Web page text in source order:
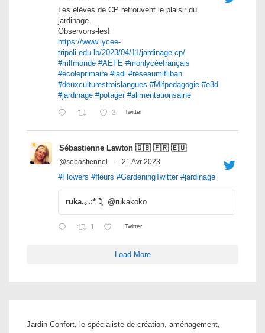
Les élèves de CP retrouvent le plaisir du
jardinage.
Observons-les!
https://www.lycee-
tripoli.edu.lb/2023/04/11/jardinage-cp/
#mlfmonde #AEFE #monlycéefrançais
#écoleprimaire #ladl #réseaumlfliban
#deuxculturestroislangues #Mlfpedagogie #e3d
#jardinage #potager #alimentationsaine
3 Twitter
Sébastienne Lawton 🇬🇧 🇫🇷 🇪🇺
@sebastiennel · 21 Avr 2023
#Flowers #fleurs #GardeningTwitter #jardinage
ruka.｡.:*☽ฺ @rukakoko
1 Twitter
Load More
Jardin Confort, le spécialiste de création, aménagement,